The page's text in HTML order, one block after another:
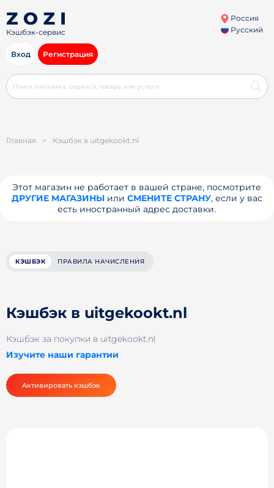
Кэшбэк-сервис
Россия
Русский
Вход Регистрация
Главная > Кэшбэк в uitgekookt.nl
Этот магазин не работает в вашей стране, посмотрите
ДРУГИЕ МАГАЗИНЫили СМЕНИТЕ СТРАНУ, если у вас
есть иностранный адрес доставки.
КЭШБЭК ПРАВИЛА НАЧИСЛЕНИЯ
Кэшбэк в uitgekookt.nl
Кэшбэк за покупки в uitgekookt.nl
Изучите наши гарантии
Активировать кэшбэк